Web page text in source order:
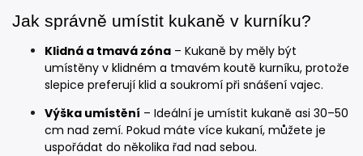
Jak správně umístit kukaně v kurníku?
Klidná a tmavá zóna – Kukaně by měly být
umístěny v klidném a tmavém koutě kurníku, protože
slepice preferují klid a soukromí při snášení vajec.
Výška umístění – Ideální je umístit kukaně asi 30–50
cm nad zemí. Pokud máte více kukaní, můžete je
uspořádat do několika řad nad sebou.